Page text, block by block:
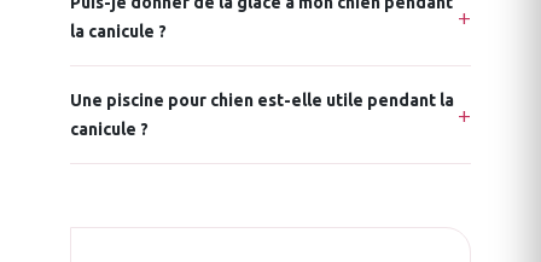
la canicule ?
Une piscine pour chien est-elle utile pendant la
canicule ?